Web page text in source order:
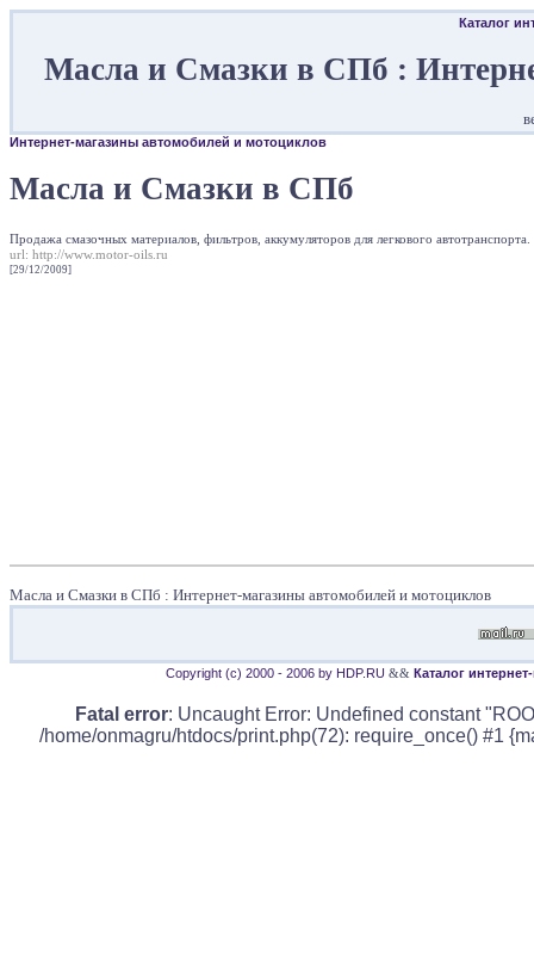
Каталог
Масла и Смазки в СПб :
Интернет-магазины автомобилей и мотоциклов
Масла и Смазки в СПб
Продажа смазочных материалов, фильтров, аккумуляторов для легкового автотранспорта.
url: http://www.motor-oils.ru
[29/12/2009]
Масла и Смазки в СПб : Интернет-магазины автомобилей и мотоциклов
Copyright (c) 2000 - 2006 by HDP.RU && Каталог
Fatal error: Uncaught Error: Undefined constant
/home/onmagru/htdocs/print.php(72): require_once() #1